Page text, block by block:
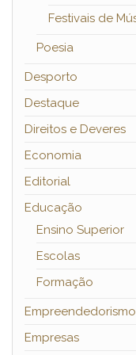
Festivais de
Poesia
Desporto
Destaque
Direitos e Deveres
Economia
Editorial
Educação
Ensino Superior
Escolas
Formação
Empreendedorismo
Empresas